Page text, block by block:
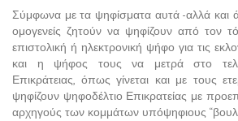
Σύμφωνα με τα ψηφίσματα αυτά -αλλά και
ομογενείς ζητούν να ψηφίζουν από τον
επιστολική ή ηλεκτρονική ψήφο για τις
και η ψήφος τους να μετρά στο
Επικράτειας, όπως γίνεται και με τους
ψηφίζουν ψηφοδέλτιο Επικρατείας με
αρχηγούς των κομμάτων υπόψηφιους